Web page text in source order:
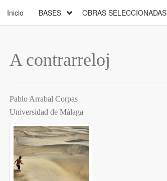
Inicio BASES OBRAS SELECCIONADAS
A contrarreloj
Pablo Arrabal Corpas
Universidad de Málaga